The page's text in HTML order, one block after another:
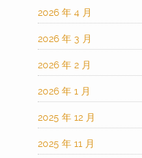
2026 年 4 月
2026 年 3 月
2026 年 2 月
2026 年 1 月
2025 年 12 月
2025 年 11 月